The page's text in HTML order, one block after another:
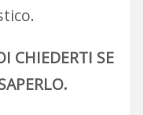
CHIEDERTI SE